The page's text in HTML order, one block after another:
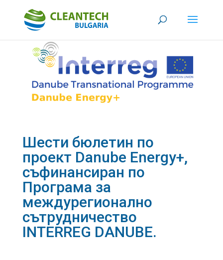
Шести бюлетин по
проект Danube Energy+,
съфинансиран по
Програма за
междурегионално
сътрудничество
INTERREG DANUBE.